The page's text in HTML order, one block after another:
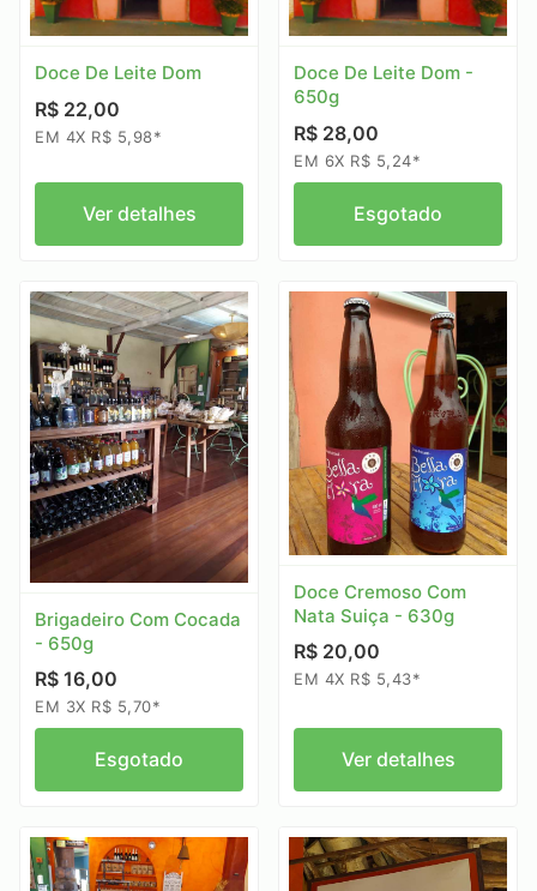
Doce De Leite Dom
R$ 22,00
EM 4X R$ 5,98*
Ver detalhes
Doce De Leite Dom -
650g
R$ 28,00
EM 6X R$ 5,24*
Esgotado
Brigadeiro Com Cocada
- 650g
R$ 16,00
EM 3X R$ 5,70*
Esgotado
Doce Cremoso Com
Nata Suiça - 630g
R$ 20,00
EM 4X R$ 5,43*
Ver detalhes